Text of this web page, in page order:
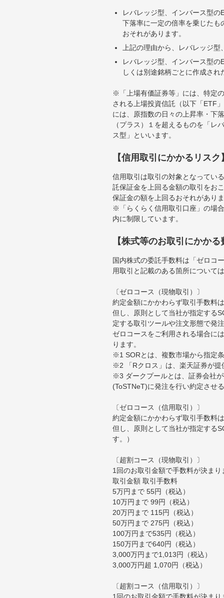
レバレッジ型、インバース型
下落率に一定の倍率を乗じた
おそれがあります。
上記の理由から、レバレッジ
レバレッジ型、インバース型
しくは別途銘柄ごとに作成さ
※「上場有価証券等」には、特定
される上場投資信託（以下「ETF
には、原指数の日々の上昇率・下
（プラス）１を超えるものを「
ス型」といいます。
【信用取引にかかるリスク
信用取引は取引の対象となってい
託保証金を上回る金額の取引をお
保証金の額を上回るおそれがあり
※「らくらく信用取引口座」の場
内に制限しています。
【株式等のお取引にかかる
国内株式の委託手数料は「ゼロコ
用取引と記載のある箇所について
〔ゼロコース（現物取引）〕
約定金額にかかわらず取引手数料
但し、原則として当社が指定する
定する取引ツールや注文形態で発
ゼロコースをご利用される場合に
ります。
※1 SORとは、複数市場から指定
※2 「Rクロス」は、楽天証券が
※3 ダークプールとは、証券会社
(ToSTNeT)に発注を行い約定させ
〔ゼロコース（信用取引）〕
約定金額にかかわらず取引手数料
但し、原則として当社が指定する
す。）
〔超割コース（現物取引）〕
1回のお取引金額で手数料が決まり
取引金額 取引手数料
5万円まで 55円（税込）
10万円まで 99円（税込）
20万円まで 115円（税込）
50万円まで 275円（税込）
100万円まで535円（税込）
150万円まで640円（税込）
3,000万円まで1,013円（税込）
3,000万円超 1,070円（税込）
〔超割コース（信用取引）〕
1回のお取引金額で手数料が決まり